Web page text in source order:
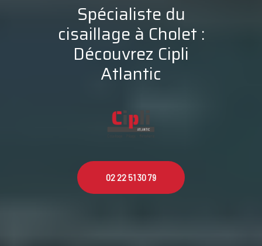
Spécialiste du
cisaillage à Cholet :
Découvrez Cipli
Atlantic
02 22 51 30 79